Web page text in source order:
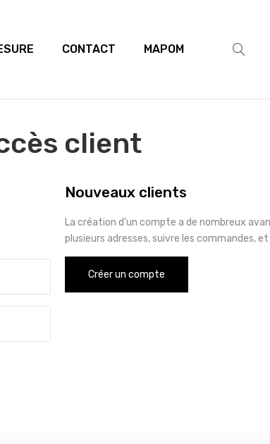
CONTACT MAPOM
client
Nouveaux clients
La création d’un compte a de nombreux
plusieurs adresses, suivre les commandes,
Créer un compte